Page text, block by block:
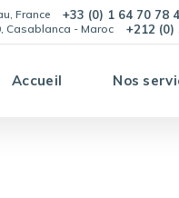
France +33 (0) 1 64 70 78
Casablanca - Maroc +212 (0)
Accueil Nos